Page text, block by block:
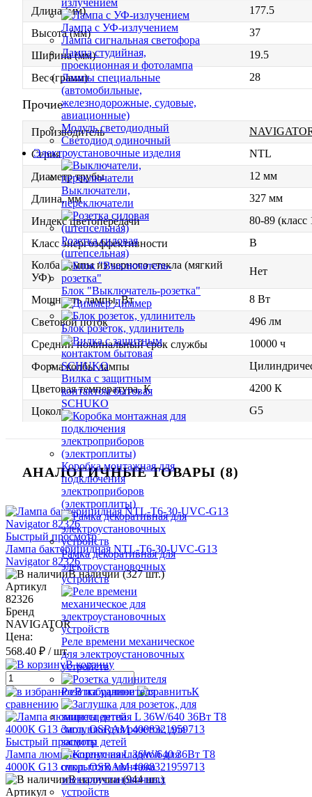
излучением
Лампа с УФ-излучением
Лампа сигнальная светофора
Лампа студийная,
проекционная и фотолампа
Лампы специальные
(автомобильные,
железнодорожные, судовые,
авиационные)
Модуль светодиодный
Светодиод одиночный
Электроустановочные изделия
Выключатели,
переключатели
Розетка силовая
(штепсельная)
Блок "Выключатель-розетка"
Диммер
Блок розеток, удлинитель
Вилка с защитным
контактом бытовая
SCHUKO
Коробка монтажная для
подключения
электроприборов
(электроплиты)
Рамка декоративная для
электроустановочных
устройств
Реле времени механическое
для электроустановочных
устройств
Розетка удлинителя
Заглушка для розеток, для
защиты детей
Длина (мм)
177.5
Высота (мм)
37
Ширина (мм)
19.5
Вес (грамм)
28
Прочие
Производитель
Серия
NTL
Диаметр трубы
12 мм
Длина, мм
327 мм
Индекс цветопередачи
80-89 (класс
Класс энергоэффективности
B
Колба лампы из черного стекла (мягкий
УФ)
Нет
Мощность лампы, Вт
8 Вт
Световой поток
496 лм
Средний номинальный срок службы
10000 ч
Форма колбы лампы
Цветовая температура, К
4200 К
Цоколь
G5
АНАЛОГИЧНЫЕ ТОВАРЫ (8)
Быстрый просмотр
Лампа бактерицидная NTL-T6-30-UVC-G13
Navigator 82326
В наличии (327 шт.)
Артикул
82326
Бренд
NAVIGATOR
Цена:
568.40 ₽ / шт.
В корзину
В избранное
К
сравнению
Быстрый просмотр
Лампа люминесцентная L 36W/640 36Вт T8
4000К G13 смол. OSRAM 4008321959713
В наличии (944 шт.)
Артикул